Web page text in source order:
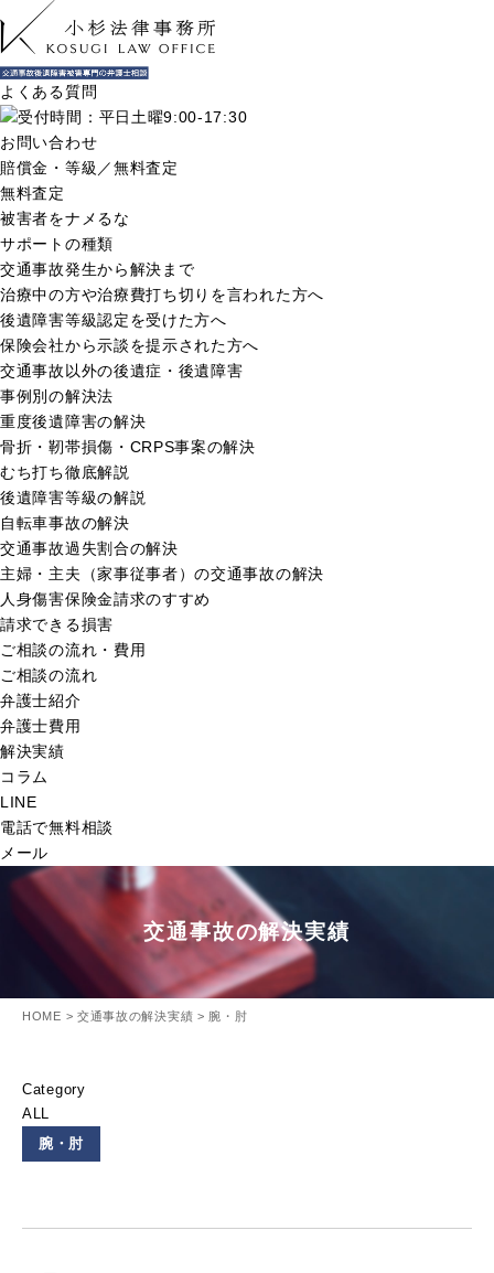
よくある質問
お問い合わせ
賠償金・等級／無料査定
無料査定
被害者をナメるな
サポートの種類
交通事故発生から解決まで
治療中の方や治療費打ち切りを言われた方へ
後遺障害等級認定を受けた方へ
保険会社から示談を提示された方へ
交通事故以外の後遺症・後遺障害
事例別の解決法
重度後遺障害の解決
骨折・靭帯損傷・CRPS事案の解決
むち打ち徹底解説
後遺障害等級の解説
自転車事故の解決
交通事故過失割合の解決
主婦・主夫（家事従事者）の交通事故の解決
人身傷害保険金請求のすすめ
請求できる損害
ご相談の流れ・費用
ご相談の流れ
弁護士紹介
弁護士費用
解決実績
コラム
LINE
電話で無料相談
メール
交通事故の解決実績
HOME > 交通事故の解決実績 > 腕・肘
Category
ALL
腕・肘